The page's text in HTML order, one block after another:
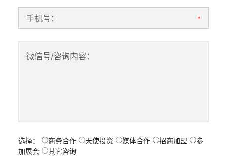
手机号： *
微信号/咨询内容：
选择： 商务合作 天使投资 媒体合作 招商加盟
参
加展会
其它咨询